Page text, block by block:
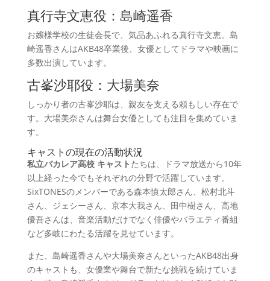
真行寺文恵役：島崎遥香
お嬢様学校の生徒会長で、気品あふれる真行寺文恵。島
崎遥香さんはAKB48卒業後、女優としてドラマや映画に
多数出演しています。
古峯沙耶役：大場美奈
しっかり者の古峯沙耶は、親友を支える頼もしい存在で
す。大場美奈さんは舞台女優としても注目を集めていま
す。
キャストの現在の活動状況
私立バカレア高校 キャスト たちは、ドラマ放送から10年
以上経った今でもそれぞれの分野で活躍しています。
SixTONESのメンバーである森本慎太郎さん、松村北斗
さん、ジェシーさん、京本大我さん、田中樹さん、高地
優吾さんは、音楽活動だけでなく俳優やバラエティ番組
など多岐にわたる活躍を見せています。
また、島崎遥香さんや大場美奈さんといったAKB48出身
のキャストも、女優業や舞台で新たな挑戦を続けていま